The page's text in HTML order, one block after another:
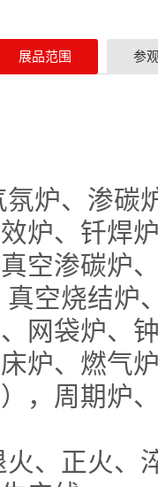
展品范围 参
炉、渗碳
炉、钎焊
空渗碳炉
空烧结炉
网袋炉、
炉、燃气
，周期炉
、正火、